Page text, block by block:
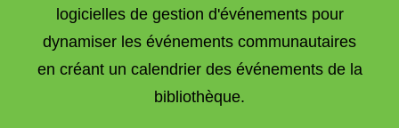
logicielles de gestion d'événements pour
dynamiser les événements communautaires
en créant un calendrier des événements de la
bibliothèque.